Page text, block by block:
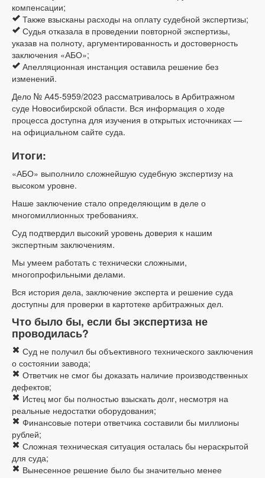
компенсации;
Также взысканы расходы на оплату судебной экспертизы;
Судья отказала в проведении повторной экспертизы,
указав на полноту, аргументированность и достоверность
заключения «АБО»;
Апелляционная инстанция оставила решение без
изменений.
Дело № А45-5959/2023 рассматривалось в Арбитражном
суде Новосибирской области. Вся информация о ходе
процесса доступна для изучения в открытых источниках —
на официальном сайте суда.
Итоги:
«АБО» выполнило сложнейшую судебную экспертизу на
высоком уровне.
Наше заключение стало определяющим в деле о
многомиллионных требованиях.
Суд подтвердил высокий уровень доверия к нашим
экспертным заключениям.
Мы умеем работать с технически сложными,
многопрофильными делами.
Вся история дела, заключение эксперта и решение суда
доступны для проверки в картотеке арбитражных дел.
Что было бы, если бы экспертиза не
проводилась?
Суд не получил бы объективного технического заключения
о состоянии завода;
Ответчик не смог бы доказать наличие производственных
дефектов;
Истец мог бы полностью взыскать долг, несмотря на
реальные недостатки оборудования;
Финансовые потери ответчика составили бы миллионы
рублей;
Сложная техническая ситуация осталась бы нераскрытой
для суда;
Вынесенное решение было бы значительно менее